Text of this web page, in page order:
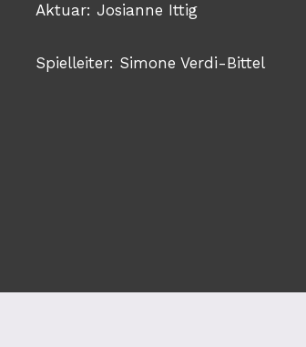
Aktuar: Josianne Ittig
Spielleiter: Simone Verdi-Bittel